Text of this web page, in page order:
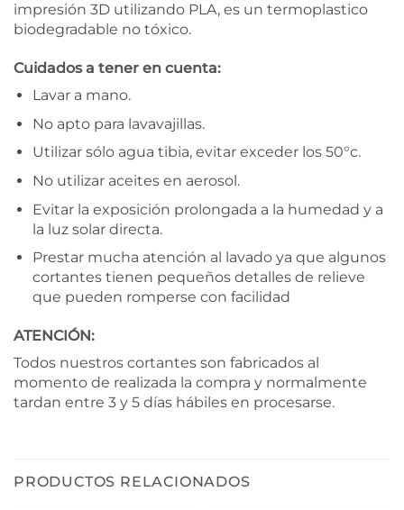
impresión 3D utilizando PLA, es un termoplastico
biodegradable no tóxico.
Cuidados a tener en cuenta:
Lavar a mano.
No apto para lavavajillas.
Utilizar sólo agua tibia, evitar exceder los 50°c.
No utilizar aceites en aerosol.
Evitar la exposición prolongada a la humedad y a
la luz solar directa.
Prestar mucha atención al lavado ya que algunos
cortantes tienen pequeños detalles de relieve
que pueden romperse con facilidad
ATENCIÓN:
Todos nuestros cortantes son fabricados al
momento de realizada la compra y normalmente
tardan entre 3 y 5 días hábiles en procesarse.
PRODUCTOS RELACIONADOS